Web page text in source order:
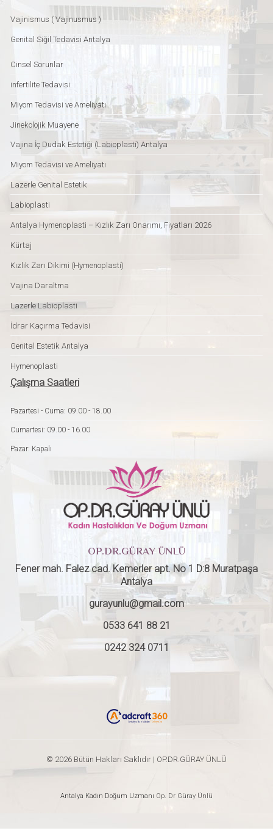
Vajinismus ( Vajinusmus )
Genital Siğil Tedavisi Antalya
Cinsel Sorunlar
infertilite Tedavisi
Miyom Tedavisi ve Ameliyatı
Jinekolojik Muayene
Vajina İç Dudak Estetiği (Labioplasti) Antalya
Miyom Tedavisi ve Ameliyatı
Lazerle Genital Estetik
Labioplasti
Antalya Hymenoplasti – Kızlık Zarı Onarımı, Fiyatları 2026
Kürtaj
Kızlık Zarı Dikimi (Hymenoplasti)
Vajina Daraltma
Lazerle Labioplasti
İdrar Kaçırma Tedavisi
Genital Estetik Antalya
Hymenoplasti
Çalışma Saatleri
Pazartesi - Cuma: 09.00 - 18.00
Cumartesi: 09.00 - 16.00
Pazar: Kapalı
OP.DR.GÜRAY ÜNLÜ
Fener mah. Falez cad. Kemerler apt. No 1 D:8 Muratpaşa
Antalya
gurayunlu@gmail.com
0533 641 88 21
0242 324 0711
© 2026 Bütün Hakları Saklıdır | OP.DR.GÜRAY ÜNLÜ
Antalya Kadın Doğum Uzmanı Op. Dr Güray Ünlü